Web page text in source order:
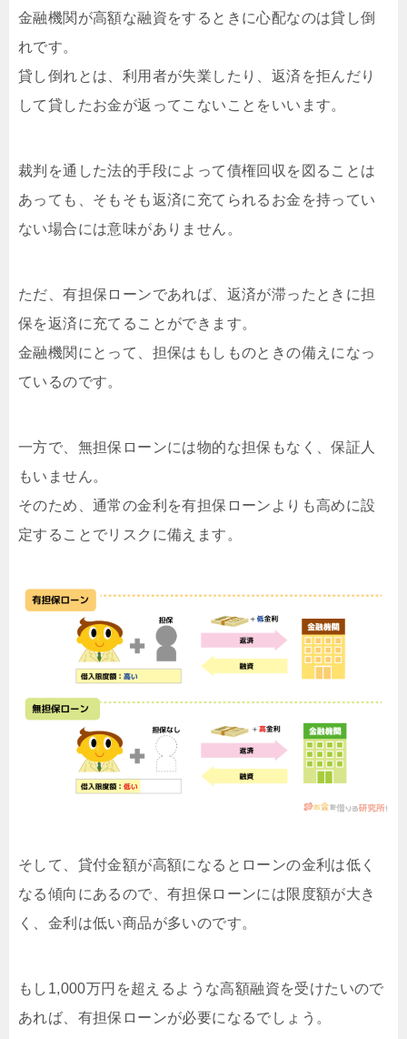
金融機関が高額な融資をするときに心配なのは貸し倒
れです。
貸し倒れとは、利用者が失業したり、返済を拒んだり
して貸したお金が返ってこないことをいいます。
裁判を通した法的手段によって債権回収を図ることは
あっても、そもそも返済に充てられるお金を持ってい
ない場合には意味がありません。
ただ、有担保ローンであれば、返済が滞ったときに担
保を返済に充てることができます。
金融機関にとって、担保はもしものときの備えになっ
ているのです。
一方で、無担保ローンには物的な担保もなく、保証人
もいません。
そのため、通常の金利を有担保ローンよりも高めに設
定することでリスクに備えます。
そして、貸付金額が高額になるとローンの金利は低く
なる傾向にあるので、有担保ローンには限度額が大き
く、金利は低い商品が多いのです。
もし1,000万円を超えるような高額融資を受けたいので
あれば、有担保ローンが必要になるでしょう。